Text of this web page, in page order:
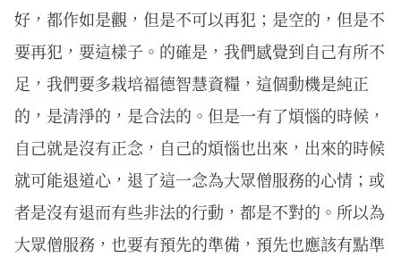
好，都作如是觀，但是不可以再犯；是空的，但是不
要再犯，要這樣子。的確是，我們感覺到自己有所不
足，我們要多栽培福德智慧資糧，這個動機是純正
的，是清淨的，是合法的。但是一有了煩惱的時候，
自己就是沒有正念，自己的煩惱也出來，出來的時候
就可能退道心，退了這一念為大眾僧服務的心情；或
者是沒有退而有些非法的行動，都是不對的。所以為
大眾僧服務，也要有預先的準備，預先也應該有點準